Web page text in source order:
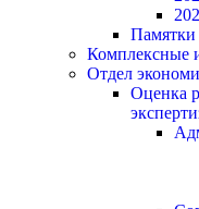
Памятки
Комплексные
Отдел
Оценка